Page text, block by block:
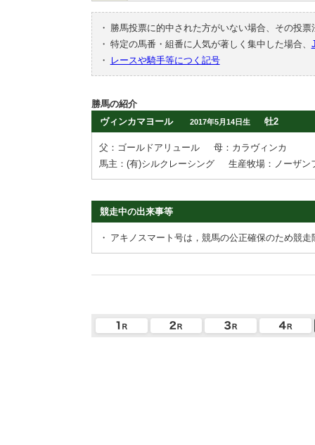
・
勝馬投票に的中された方がいない場合、その投
・ 特定の馬番・組番に人気が著しく集中した場合、
・
レースや騎手等につく記号
勝馬の紹介
ヴィンカマヨール
2017年5月14日生 牡2
父：ゴールドアリュール
母：カラヴィンカ
馬主：(有)シルクレーシング
生産牧場：ノーザン
競走中の出来事等
・ アキノスマート号は，競馬の公正確保のため競走